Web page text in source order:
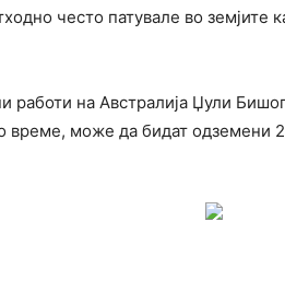
често патувале во земјите
работи на Австралија Џули
време, може да бидат одземени